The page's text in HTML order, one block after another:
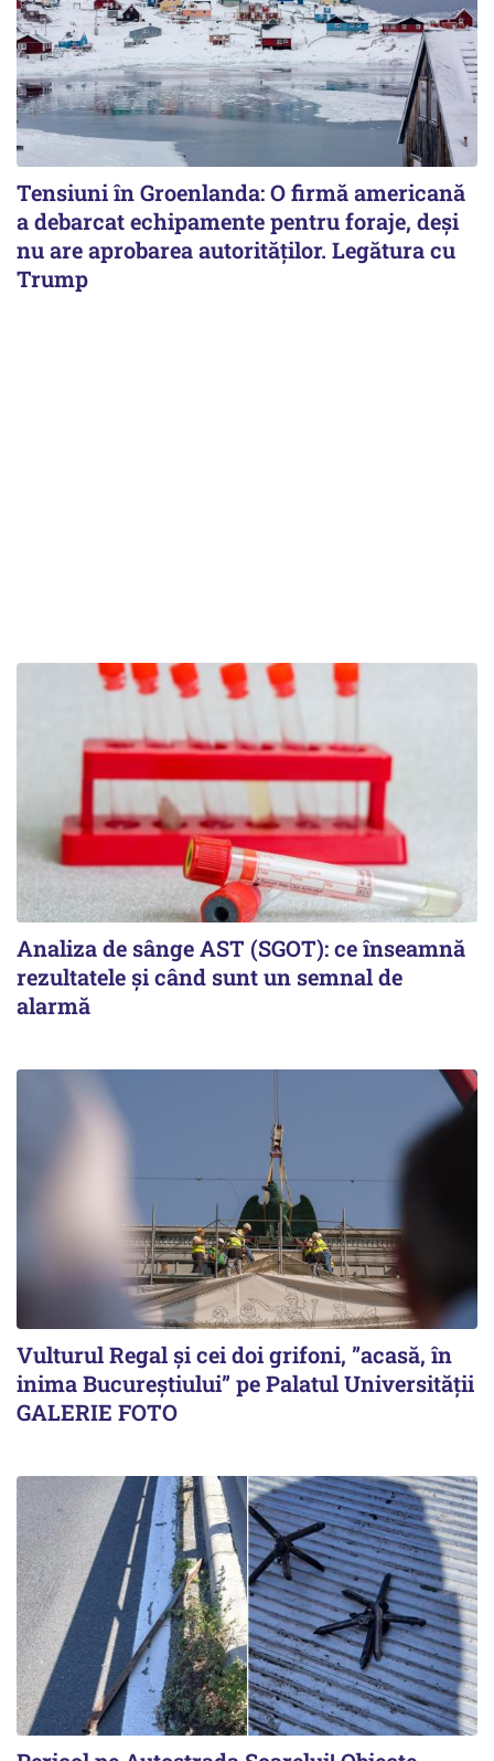
Tensiuni în Groenlanda: O firmă americană
a debarcat echipamente pentru foraje, deși
nu are aprobarea autorităților. Legătura cu
Trump
Analiza de sânge AST (SGOT): ce înseamnă
rezultatele și când sunt un semnal de
alarmă
Vulturul Regal și cei doi grifoni, ”acasă, în
inima Bucureștiului” pe Palatul Universității
GALERIE FOTO